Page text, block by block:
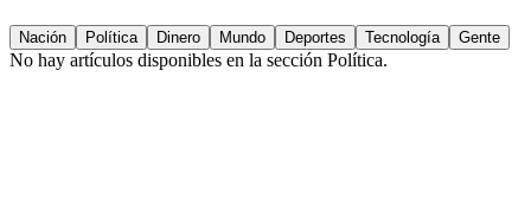
Nación Política Dinero Mundo Deportes Tecnología Gente
No hay artículos disponibles en la sección Política.